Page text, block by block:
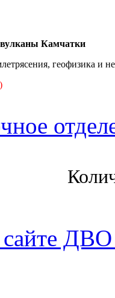
вулканы Камчатки
геофизика и